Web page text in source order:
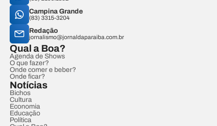
Campina Grande
(83) 3315-3204
Redação
jornalismo@jornaldaparaiba.com.br
Qual a Boa?
Agenda de Shows
O que fazer?
Onde comer e beber?
Onde ficar?
Notícias
Bichos
Cultura
Economia
Educação
Política